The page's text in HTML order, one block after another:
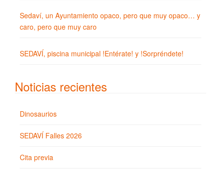
Sedaví, un Ayuntamiento opaco, pero que muy opaco… y
caro, pero que muy caro
SEDAVÍ, piscina municipal !Entérate! y !Sorpréndete!
Noticias recientes
Dinosaurios
SEDAVÍ Falles 2026
Cita previa